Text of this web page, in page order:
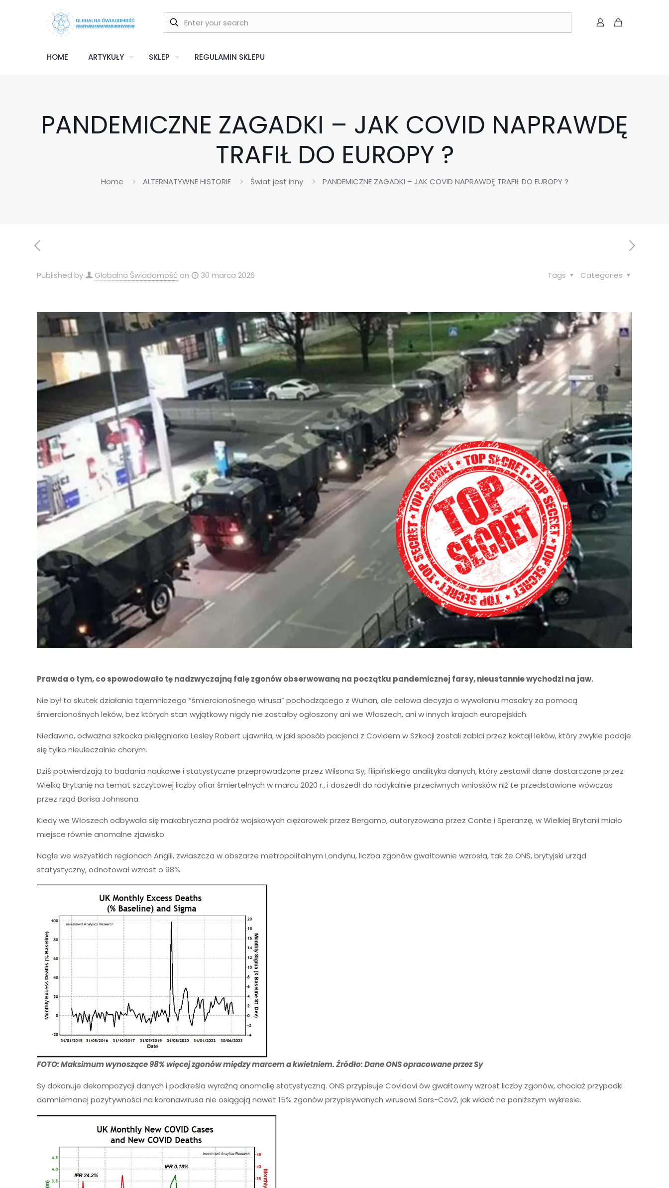
HOME ARTYKUŁY SKLEP REGULAMIN SKLEPU
PANDEMICZNE ZAGADKI – JAK COVID NAPRAWDĘ
TRAFIŁ DO EUROPY ?
Home ALTERNATYWNE HISTORIE Świat jest inny PANDEMICZNE ZAGADKI – JAK COVID NAPRAWDĘ TRAFIŁ DO EUROPY ?
Published by Globalna Świadomość on 30 marca 2026 Categories
Tags
Prawda o tym, co spowodowało tę nadzwyczajną falę zgonów obserwowaną na początku pandemicznej farsy, nieustannie wychodzi na jaw.
Nie był to skutek działania tajemniczego “śmiercionośnego wirusa” pochodzącego z Wuhan, ale celowa decyzja o wywołaniu masakry za pomocą
śmiercionośnych leków, bez których stan wyjątkowy nigdy nie zostałby ogłoszony ani we Włoszech, ani w innych krajach europejskich.
Niedawno, odważna szkocka pielęgniarka Lesley Robert ujawniła, w jaki sposób pacjenci z Covidem w Szkocji zostali zabici przez koktajl leków, który zwykle podaje
się tylko nieuleczalnie chorym.
Dziś potwierdzają to badania naukowe i statystyczne przeprowadzone przez Wilsona Sy, filipińskiego analityka danych, który zestawił dane dostarczone przez
Wielką Brytanię na temat szczytowej liczby ofiar śmiertelnych w marcu 2020 r., i doszedł do radykalnie przeciwnych wniosków niż te przedstawione wówczas
przez rząd Borisa Johnsona.
Kiedy we Włoszech odbywała się makabryczna podróż wojskowych ciężarowek przez Bergamo, autoryzowana przez Conte i Speranzę, w Wielkiej Brytanii miało
miejsce równie anomalne zjawisko
Nagle we wszystkich regionach Anglii, zwłaszcza w obszarze metropolitalnym Londynu, liczba zgonów gwałtownie wzrosła, tak że ONS, brytyjski urząd
statystyczny, odnotował wzrost o 98%.
FOTO: Maksimum wynoszące 98% więcej zgonów między marcem a kwietniem. Źródło: Dane ONS opracowane przez Sy
Sy dokonuje dekompozycji danych i podkreśla wyraźną anomalię statystyczną. ONS przypisuje Covidovi ów gwałtowny wzrost liczby zgonów, chociaż przypadki
domniemanej pozytywności na koronawirusa nie osiągają nawet 15% zgonów przypisywanych wirusowi Sars-Cov2, jak widać na poniższym wykresie.